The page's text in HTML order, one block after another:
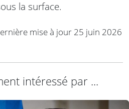
la surface.
mise à jour 25 juin 2026
intéressé par ...